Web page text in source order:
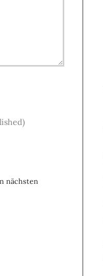
nächsten